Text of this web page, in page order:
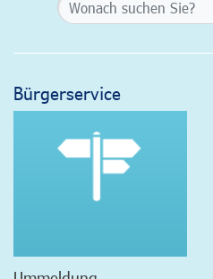
Bürgerservice